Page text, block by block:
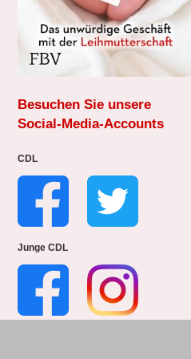
Besuchen Sie unsere
Social-Media-Accounts
CDL
Junge CDL